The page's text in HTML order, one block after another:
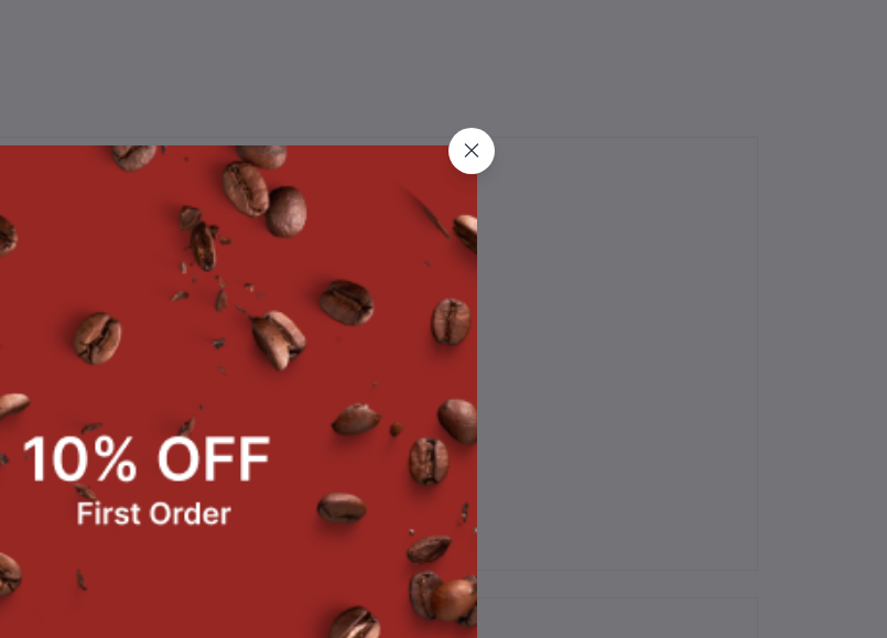
560 x 820mm
litre
(polypropylene)
รวม Vat7% แล้ว